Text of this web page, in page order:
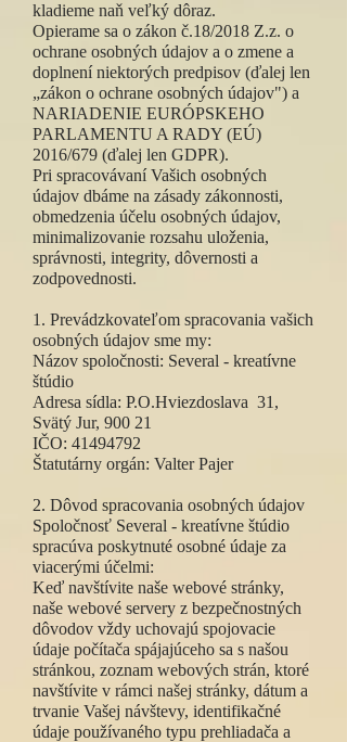
kladieme naň veľký dôraz.
Opierame sa o zákon č.18/2018 Z.z. o
ochrane osobných údajov a o zmene a
doplnení niektorých predpisov (ďalej len
„zákon o ochrane osobných údajov") a
NARIADENIE EURÓPSKEHO
PARLAMENTU A RADY (EÚ)
2016/679 (ďalej len GDPR).
Pri spracovávaní Vašich osobných
údajov dbáme na zásady zákonnosti,
obmedzenia účelu osobných údajov,
minimalizovanie rozsahu uloženia,
správnosti, integrity, dôvernosti a
zodpovednosti.
1. Prevádzkovateľom spracovania vašich
osobných údajov sme my:
Názov spoločnosti: Several - kreatívne
štúdio
Adresa sídla: P.O.Hviezdoslava 31,
Svätý Jur, 900 21
IČO: 41494792
Štatutárny orgán: Valter Pajer
2. Dôvod spracovania osobných údajov
Spoločnosť Several - kreatívne štúdio
spracúva poskytnuté osobné údaje za
viacerými účelmi:
Keď navštívite naše webové stránky,
naše webové servery z bezpečnostných
dôvodov vždy uchovajú spojovacie
údaje počítača spájajúceho sa s našou
stránkou, zoznam webových strán, ktoré
navštívite v rámci našej stránky, dátum a
trvanie Vašej návštevy, identifikačné
údaje používaného typu prehliadača a